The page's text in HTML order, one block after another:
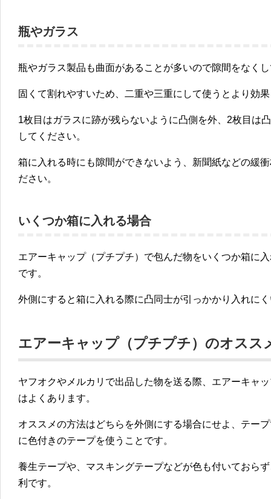
瓶やガラス
瓶やガラス製品も曲面があることが多いので隙間をなく
固くて割れやすいため、二重や三重にして使うとより効
1枚目はガラスに跡が残らないように凸側を外、2枚目は
してください。
箱に入れる時にも隙間ができないよう、新聞紙などの緩
ださい。
いくつか箱に入れる場合
エアーキャップ（プチプチ）で包んだ物をいくつか箱に
です。
外側にすると箱に入れる際に凸同士が引っかかり入れに
エアーキャップ（プチプチ）のオスス
ヤフオクやメルカリで出品した物を送る際、エアーキャ
はよくあります。
オススメの方法はどちらを外側にする場合にせよ、テー
に色付きのテープを使うことです。
養生テープや、マスキングテープなどが色も付いておら
利です。